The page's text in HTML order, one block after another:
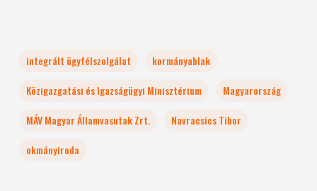
integrált ügyfélszolgálat
kormányablak
Közigazgatási és Igazságügyi Minisztérium
Magyarország
MÁV Magyar Államvasutak Zrt.
Navracsics Tibor
okmányiroda